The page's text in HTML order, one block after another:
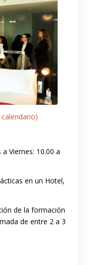
Viernes: 10.00 a
en un Hotel,
de la formación
de entre 2 a 3